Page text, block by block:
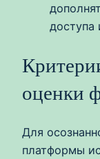
доступа
оценки
Для
платформы